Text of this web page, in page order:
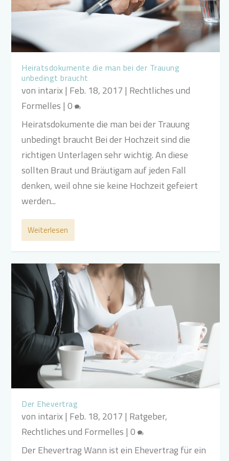
Heiratsdokumente die man bei der Trauung
unbedingt braucht
von intarix| Feb. 18, 2017 | Rechtliches und
Formelles |0
Heiratsdokumente die man bei der Trauung
unbedingt braucht Bei der Hochzeit sind die
richtigen Unterlagen sehr wichtig. An diese
sollten Braut und Bräutigam auf jeden Fall
denken, weil ohne sie keine Hochzeit gefeiert
werden...
Weiterlesen
Der Ehevertrag
von intarix| Feb. 18, 2017 | Ratgeber,
Rechtliches und Formelles |0
Der Ehevertrag Wann ist ein Ehevertrag für ein